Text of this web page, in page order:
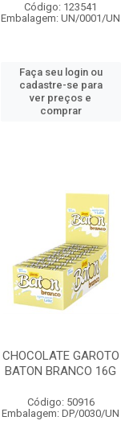
Código: 123541
Embalagem: UN/0001/UN
Faça seu login ou
cadastre-se para
ver preços e
comprar
CHOCOLATE GAROTO
BATON BRANCO 16G
Código: 50916
Embalagem: DP/0030/UN